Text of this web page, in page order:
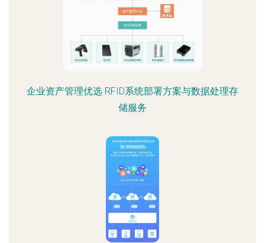
企业资产管理优选 RFID系统部署方案与数据处理存
储服务